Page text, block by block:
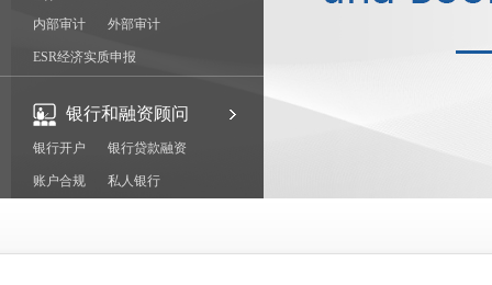
内部审计 外部审计
ESR经济实质申报
银行和融资顾问
银行开户 银行贷款融资
账户合规 私人银行